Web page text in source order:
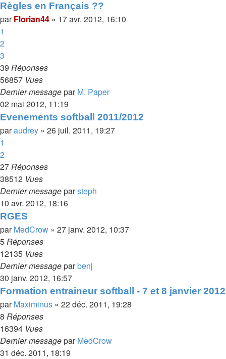
Règles en Français ??
parFlorian44 » 17 avr. 2012, 16:10
1
2
3
39 Réponses
56857 Vues
Dernier messageparM. Paper
02 mai 2012, 11:19
Evenements softball 2011/2012
paraudrey » 26 juil. 2011, 19:27
1
2
27Réponses
38512 Vues
Dernier messageparsteph
10 avr. 2012, 18:16
RGES
parMedCrow » 27 janv. 2012, 10:37
5Réponses
12135 Vues
Dernier messageparbenj
30 janv. 2012, 16:57
Formation entraineur softball - 7 et 8 janvier 2012
parMaximinus » 22 déc. 2011, 19:28
8 Réponses
16394 Vues
Dernier messageparMedCrow
31 déc. 2011, 18:19